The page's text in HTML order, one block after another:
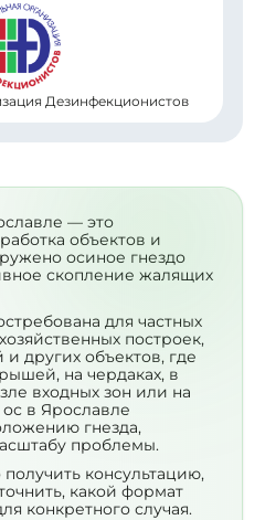
Дезинфекционистов
— это
объектов и
осиное гнездо
скопление жалящих
для частных
построек,
других объектов, где
на чердаках, в
входных зон или на
ос в Ярославле
гнезда,
проблемы.
консультацию,
какой формат
конкретного случая.